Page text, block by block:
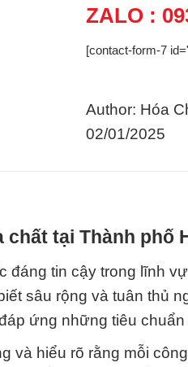
ZALO :
[contact-form-7
Author: Hóa
02/01/2025
tại Thành phố
đáng tin cậy trong lĩnh
sâu rộng và tuân thủ
ứng những tiêu chuẩn
và hiểu rõ rằng mỗi